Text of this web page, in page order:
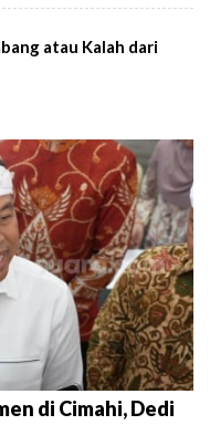
atau Kalah dari
di Cimahi, Dedi